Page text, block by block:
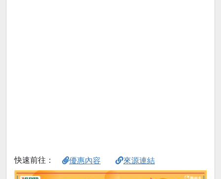
快速前往： 優惠內容 來源連結